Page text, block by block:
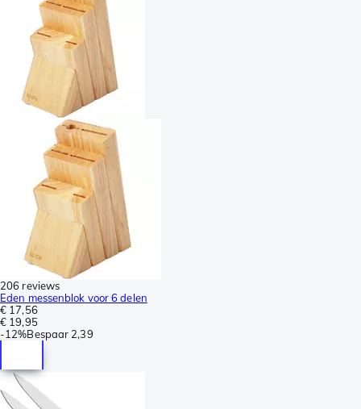
206 reviews
Eden messenblok voor 6 delen
€ 17,56
€ 19,95
-12%Bespaar 2,39